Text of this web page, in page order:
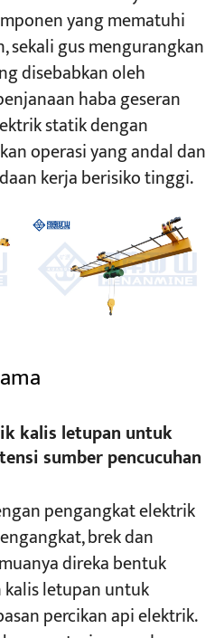
yang mematuhi
sekali gus mengurangkan
disebabkan oleh
haba geseran
statik dengan
operasi yang andal dan
kerja berisiko tinggi.
kalis letupan untuk
sumber pencucuhan
pengangkat elektrik
brek dan
direka bentuk
letupan untuk
percikan api elektrik.